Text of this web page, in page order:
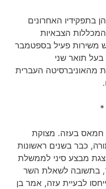
בתפקידיו האחרונים
הצבאיות
משירות פעיל בספטמבר
שירות‏. בעל תואר שני
מהאוניברסיטה העברית
חמאס בעזה. מצוקת
כבר בשנים ראשונות
מבצע סיני לממשלת
ישראל, ב- 28 אוקטובר 1956, בתשובה לשאלת השר
לבעיית עזה, אמר בן